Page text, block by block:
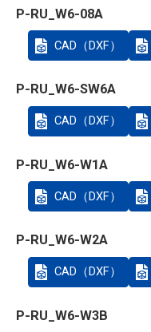
P-RU_W6-08A
CAD（DXF）
P-RU_W6-SW6A
CAD（DXF）
P-RU_W6-W1A
CAD（DXF）
P-RU_W6-W2A
CAD（DXF）
P-RU_W6-W3B